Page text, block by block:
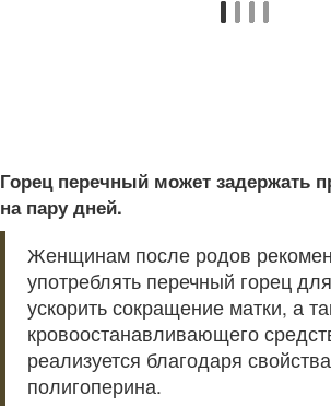
Горец перечный может задержать
на пару дней.
Женщинам после родов
употреблять перечный горец
ускорить сокращение матки, а
кровоостанавливающего
реализуется благодаря
полигоперина.